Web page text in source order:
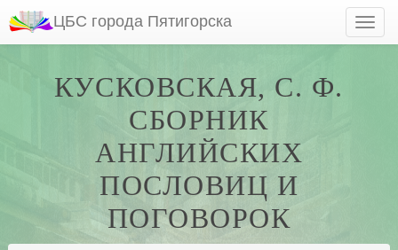
ЦБС города Пятигорска
КУСКОВСКАЯ, С. Ф.
СБОРНИК
АНГЛИЙСКИХ
ПОСЛОВИЦ И
ПОГОВОРОК